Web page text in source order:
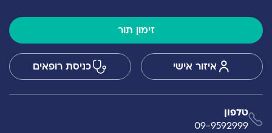
זימון תור
איזור אישי כניסת רופאים
טלפון
09-9592999